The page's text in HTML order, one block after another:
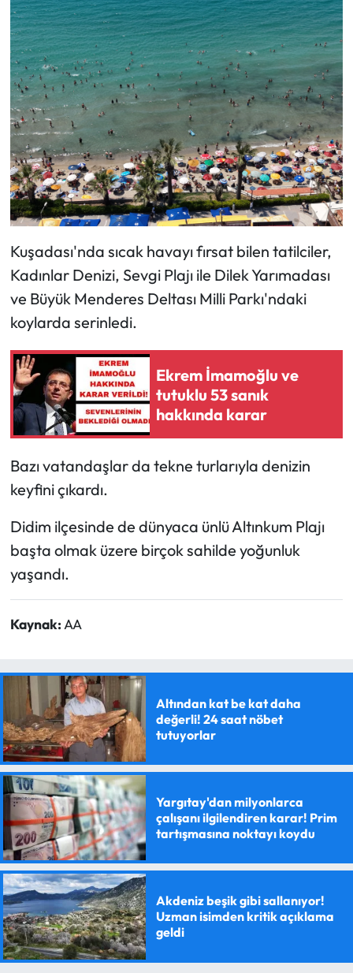
Kuşadası'nda sıcak havayı fırsat bilen tatilciler,
Kadınlar Denizi, Sevgi Plajı ile Dilek Yarımadası
ve Büyük Menderes Deltası Milli Parkı'ndaki
koylarda serinledi.
Ekrem İmamoğlu ve
tutuklu 53 sanık
hakkında karar
Bazı vatandaşlar da tekne turlarıyla denizin
keyfini çıkardı.
Didim ilçesinde de dünyaca ünlü Altınkum Plajı
başta olmak üzere birçok sahilde yoğunluk
yaşandı.
Kaynak:AA
Altından kat be kat daha
değerli! 24 saat nöbet
tutuyorlar
Yargıtay'dan milyonlarca
çalışanı ilgilendiren karar! Prim
tartışmasına noktayı koydu
Akdeniz beşik gibi sallanıyor!
Uzman isimden kritik açıklama
geldi